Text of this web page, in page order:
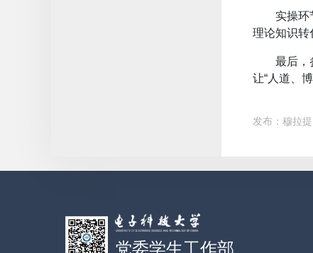
实操环
理论知识转
最后，
让“人道、
发布：穆拉提
党委学生工作部